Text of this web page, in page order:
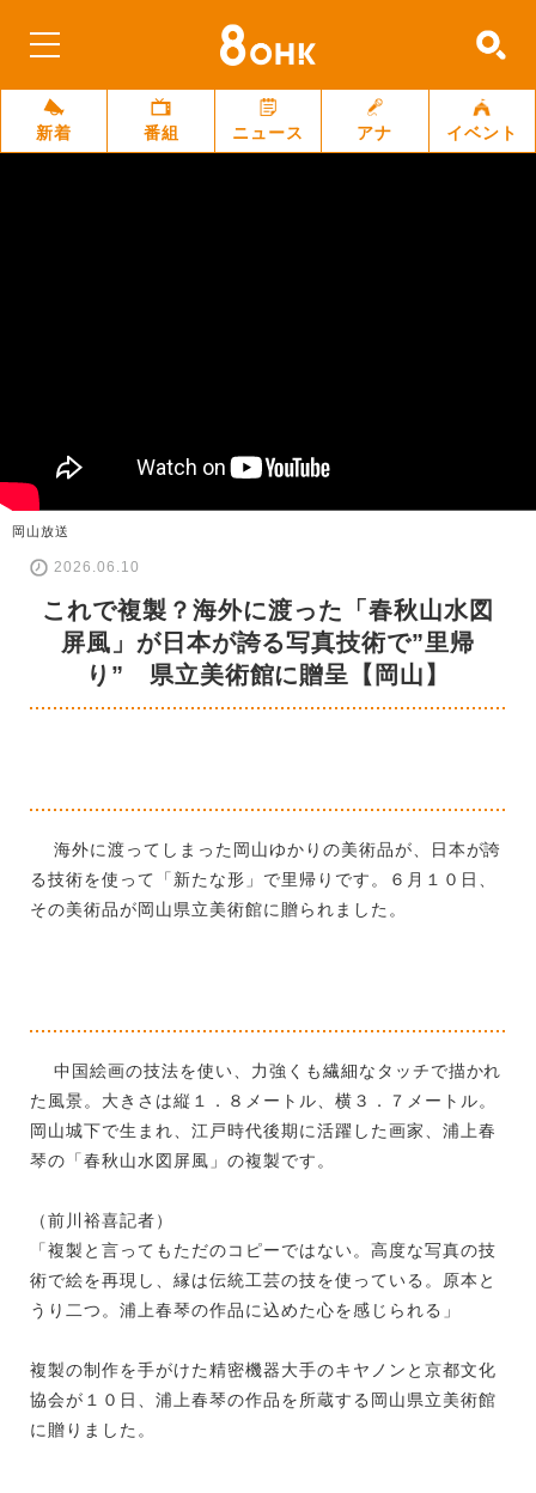
新着 番組 ニュース アナ イベント
岡山放送
2026.06.10
これで複製？海外に渡った「春秋山水図
屏風」が日本が誇る写真技術で”里帰
り” 県立美術館に贈呈【岡山】
海外に渡ってしまった岡山ゆかりの美術品が、日本が誇
る技術を使って「新たな形」で里帰りです。６月１０日、
その美術品が岡山県立美術館に贈られました。
中国絵画の技法を使い、力強くも繊細なタッチで描かれ
た風景。大きさは縦１．８メートル、横３．７メートル。
岡山城下で生まれ、江戸時代後期に活躍した画家、浦上春
琴の「春秋山水図屏風」の複製です。
（前川裕喜記者）
「複製と言ってもただのコピーではない。高度な写真の技
術で絵を再現し、縁は伝統工芸の技を使っている。原本と
うり二つ。浦上春琴の作品に込めた心を感じられる」
複製の制作を手がけた精密機器大手のキヤノンと京都文化
協会が１０日、浦上春琴の作品を所蔵する岡山県立美術館
に贈りました。